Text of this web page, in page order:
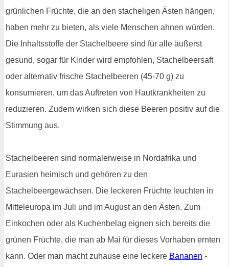
grünlichen Früchte, die an den stacheligen Ästen hängen,
haben mehr zu bieten, als viele Menschen ahnen würden.
Die Inhaltsstoffe der Stachelbeere sind für alle äußerst
gesund, sogar für Kinder wird empfohlen, Stachelbeersaft
oder alternativ frische Stachelbeeren (45-70 g) zu
konsumieren, um das Auftreten von Hautkrankheiten zu
reduzieren. Zudem wirken sich diese Beeren positiv auf die
Stimmung aus.
Stachelbeeren sind normalerweise in Nordafrika und
Eurasien heimisch und gehören zu den
Stachelbeergewächsen. Die leckeren Früchte leuchten in
Mitteleuropa im Juli und im August an den Ästen. Zum
Einkochen oder als Kuchenbelag eignen sich bereits die
grünen Früchte, die man ab Mai für dieses Vorhaben ernten
kann. Oder man macht zuhause eine leckere Bananen -